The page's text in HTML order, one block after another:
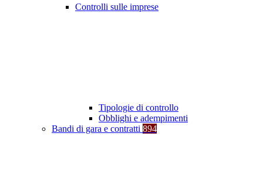
Controlli sulle imprese
Tipologie di controllo
Obblighi e adempimenti
Bandi di gara e contratti 894